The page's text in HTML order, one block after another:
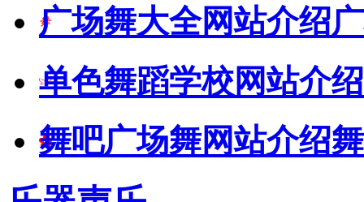
广场舞大全网站介绍
单色舞蹈学校网站介绍
舞吧广场舞网站介绍